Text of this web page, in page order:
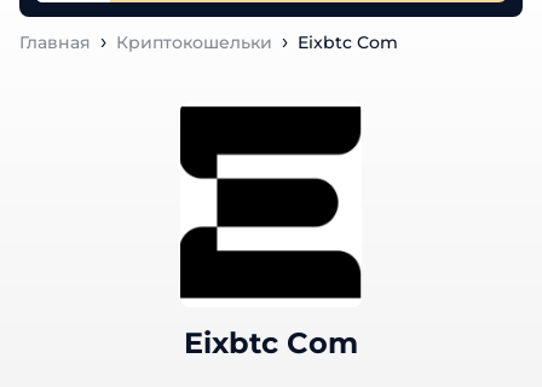
Главная Криптокошельки Eixbtc Com
Eixbtc Com